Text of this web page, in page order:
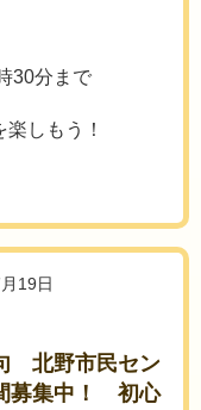
30分まで
しもう！
19日
北野市民セン
募集中！ 初心